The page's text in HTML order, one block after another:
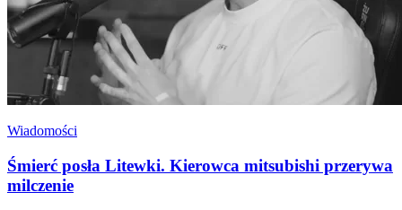
Wiadomości
Śmierć posła Litewki. Kierowca mitsubishi przerywa
milczenie